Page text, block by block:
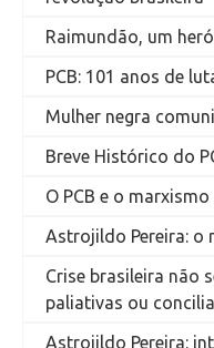
Raimundão, um
PCB: 101 anos de
Mulher negra
Breve Histórico do
O PCB e o
Astrojildo Pereira: o
Crise brasileira não
paliativas ou
Astrojildo Pereira: